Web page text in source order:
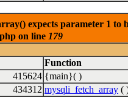
expects parameter 1 to
on line 179
Function
415624 {main}( )
434312 mysqli_fetch_array (